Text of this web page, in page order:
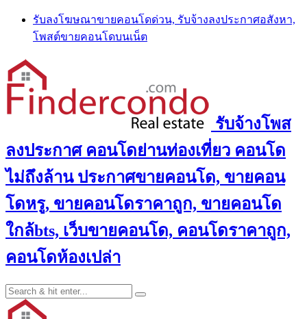
Skip
content
รับลงโฆษณาขายคอนโดด่วน, รับจ้างลงประกาศอสังหา,
โพสต์ขายคอนโดบนเน็ต
รับจ้างโพส
ลงประกาศ คอนโดย่านท่องเที่ยว คอนโด
ไม่ถึงล้าน ประกาศขายคอนโด, ขายคอน
โดหรู, ขายคอนโดราคาถูก, ขายคอนโด
ใกล้bts, เว็บขายคอนโด, คอนโดราคาถูก,
คอนโดห้องเปล่า